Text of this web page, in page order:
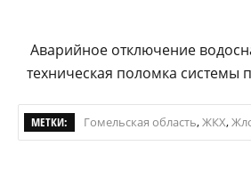
Аварийное отключение
техническая поломка системы
МЕТКИ: Гомельская область,ЖКХ,